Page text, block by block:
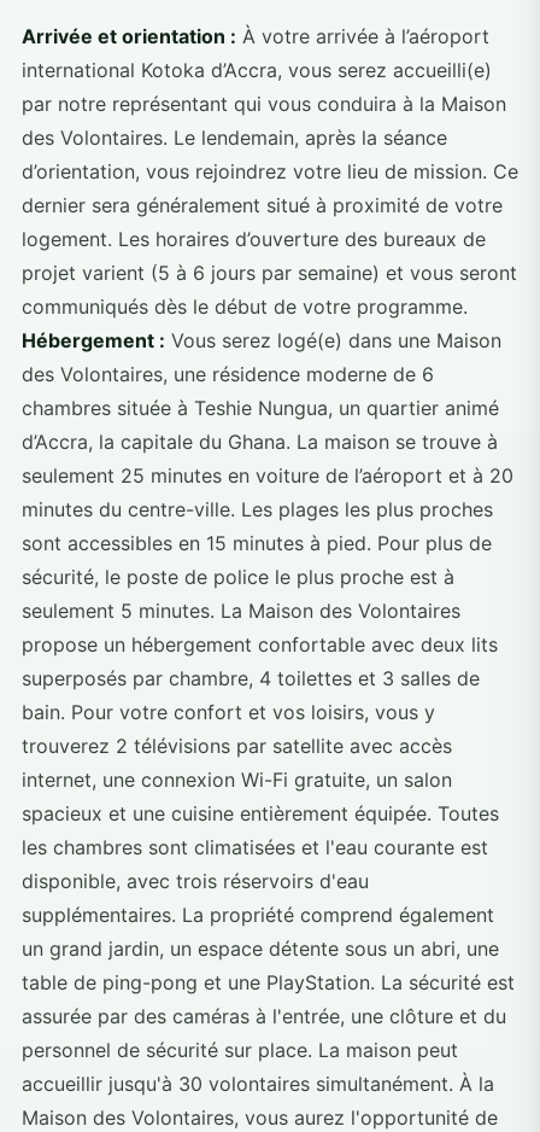
Arrivée et orientation : À votre arrivée à l’aéroport
international Kotoka d’Accra, vous serez accueilli(e)
par notre représentant qui vous conduira à la Maison
des Volontaires. Le lendemain, après la séance
d’orientation, vous rejoindrez votre lieu de mission. Ce
dernier sera généralement situé à proximité de votre
logement. Les horaires d’ouverture des bureaux de
projet varient (5 à 6 jours par semaine) et vous seront
communiqués dès le début de votre programme.
Hébergement : Vous serez logé(e) dans une Maison
des Volontaires, une résidence moderne de 6
chambres située à Teshie Nungua, un quartier animé
d’Accra, la capitale du Ghana. La maison se trouve à
seulement 25 minutes en voiture de l’aéroport et à 20
minutes du centre-ville. Les plages les plus proches
sont accessibles en 15 minutes à pied. Pour plus de
sécurité, le poste de police le plus proche est à
seulement 5 minutes. La Maison des Volontaires
propose un hébergement confortable avec deux lits
superposés par chambre, 4 toilettes et 3 salles de
bain. Pour votre confort et vos loisirs, vous y
trouverez 2 télévisions par satellite avec accès
internet, une connexion Wi-Fi gratuite, un salon
spacieux et une cuisine entièrement équipée. Toutes
les chambres sont climatisées et l'eau courante est
disponible, avec trois réservoirs d'eau
supplémentaires. La propriété comprend également
un grand jardin, un espace détente sous un abri, une
table de ping-pong et une PlayStation. La sécurité est
assurée par des caméras à l'entrée, une clôture et du
personnel de sécurité sur place. La maison peut
accueillir jusqu'à 30 volontaires simultanément. À la
Maison des Volontaires, vous aurez l'opportunité de